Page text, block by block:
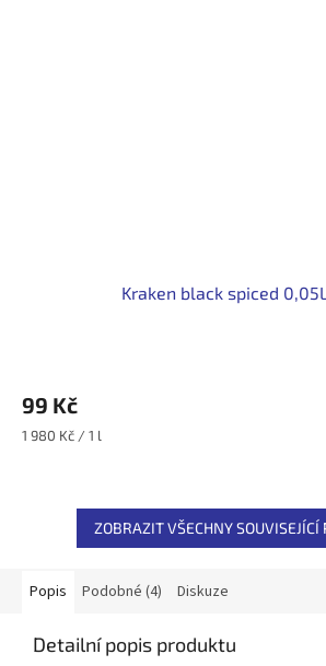
Kraken black spiced
99 Kč
Měrná
1 980 Kč / 1 l
ZOBRAZIT VŠECHNY SOUVISEJÍCÍ
Popis Podobné (4) Diskuze
Detailní popis produktu